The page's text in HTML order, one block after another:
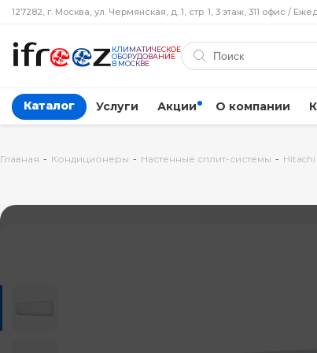
127282, г. Москва, ул. Чермянская, д. 1, стр. 1, 3 этаж, 311 офис /
КЛИМАТИЧЕСКОЕ
ОБОРУДОВАНИЕ
В МОСКВЕ
Каталог Услуги Акции О компании
Главная - Кондиционеры - Настенные сплит-системы - Hitachi